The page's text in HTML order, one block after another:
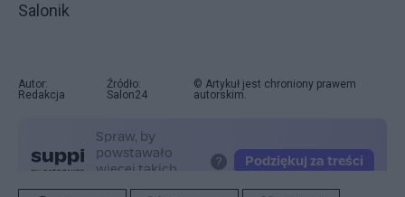
Salonik
Autor:
Redakcja
Źródło:
Salon24
© Artykuł jest chroniony prawem
autorskim.